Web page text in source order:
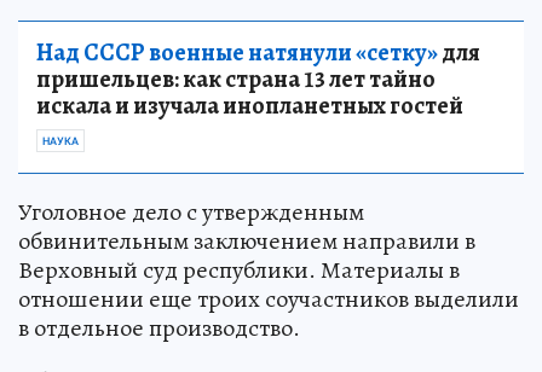
Над СССР военные натянули «сетку»для
пришельцев: как страна 13 лет тайно
искала и изучала инопланетных гостей
НАУКА
Уголовное дело с утвержденным
обвинительным заключением направили в
Верховный суд республики. Материалы в
отношении еще троих соучастников выделили
в отдельное производство.